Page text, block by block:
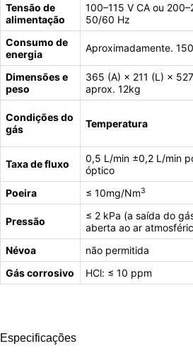
Tensão de
alimentação
100–115 V CA ou
50/60 Hz
Consumo de
energia
Aproximadamente.
Dimensões e
peso
365 (A) × 211 (L) ×
aprox. 12kg
Condições do
gás
Temperatura
Taxa de fluxo
0,5 L/min ±0,2 L/min
óptico
Poeira
≤ 10mg/Nm3
Pressão
≤ 2 kPa (a saída do
aberta ao ar
Névoa
não permitida
Gás corrosivo
HCl: ≤ 10 ppm
Especificações